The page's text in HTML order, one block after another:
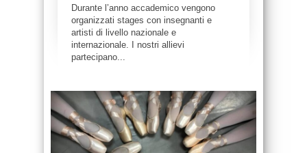
Durante l’anno accademico vengono
organizzati stages con insegnanti e
artisti di livello nazionale e
internazionale. I nostri allievi
partecipano...